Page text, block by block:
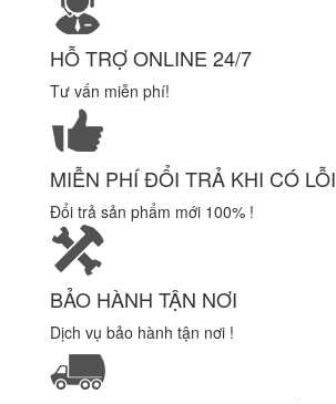
HỖ TRỢ ONLINE 24/7
Tư vấn miễn phí!
MIỄN PHÍ ĐỔI TRẢ KHI CÓ LỖI
Đổi trả sản phẩm mới 100% !
BẢO HÀNH TẬN NƠI
Dịch vụ bảo hành tận nơi !